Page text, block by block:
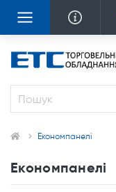
Економпанелі
Економпанелі